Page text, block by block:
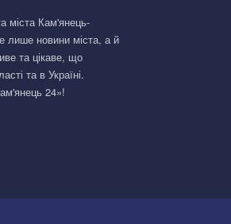
міста Кам'янець-
лише новини міста, а й
та цікаве, що
та в Україні.
24»!